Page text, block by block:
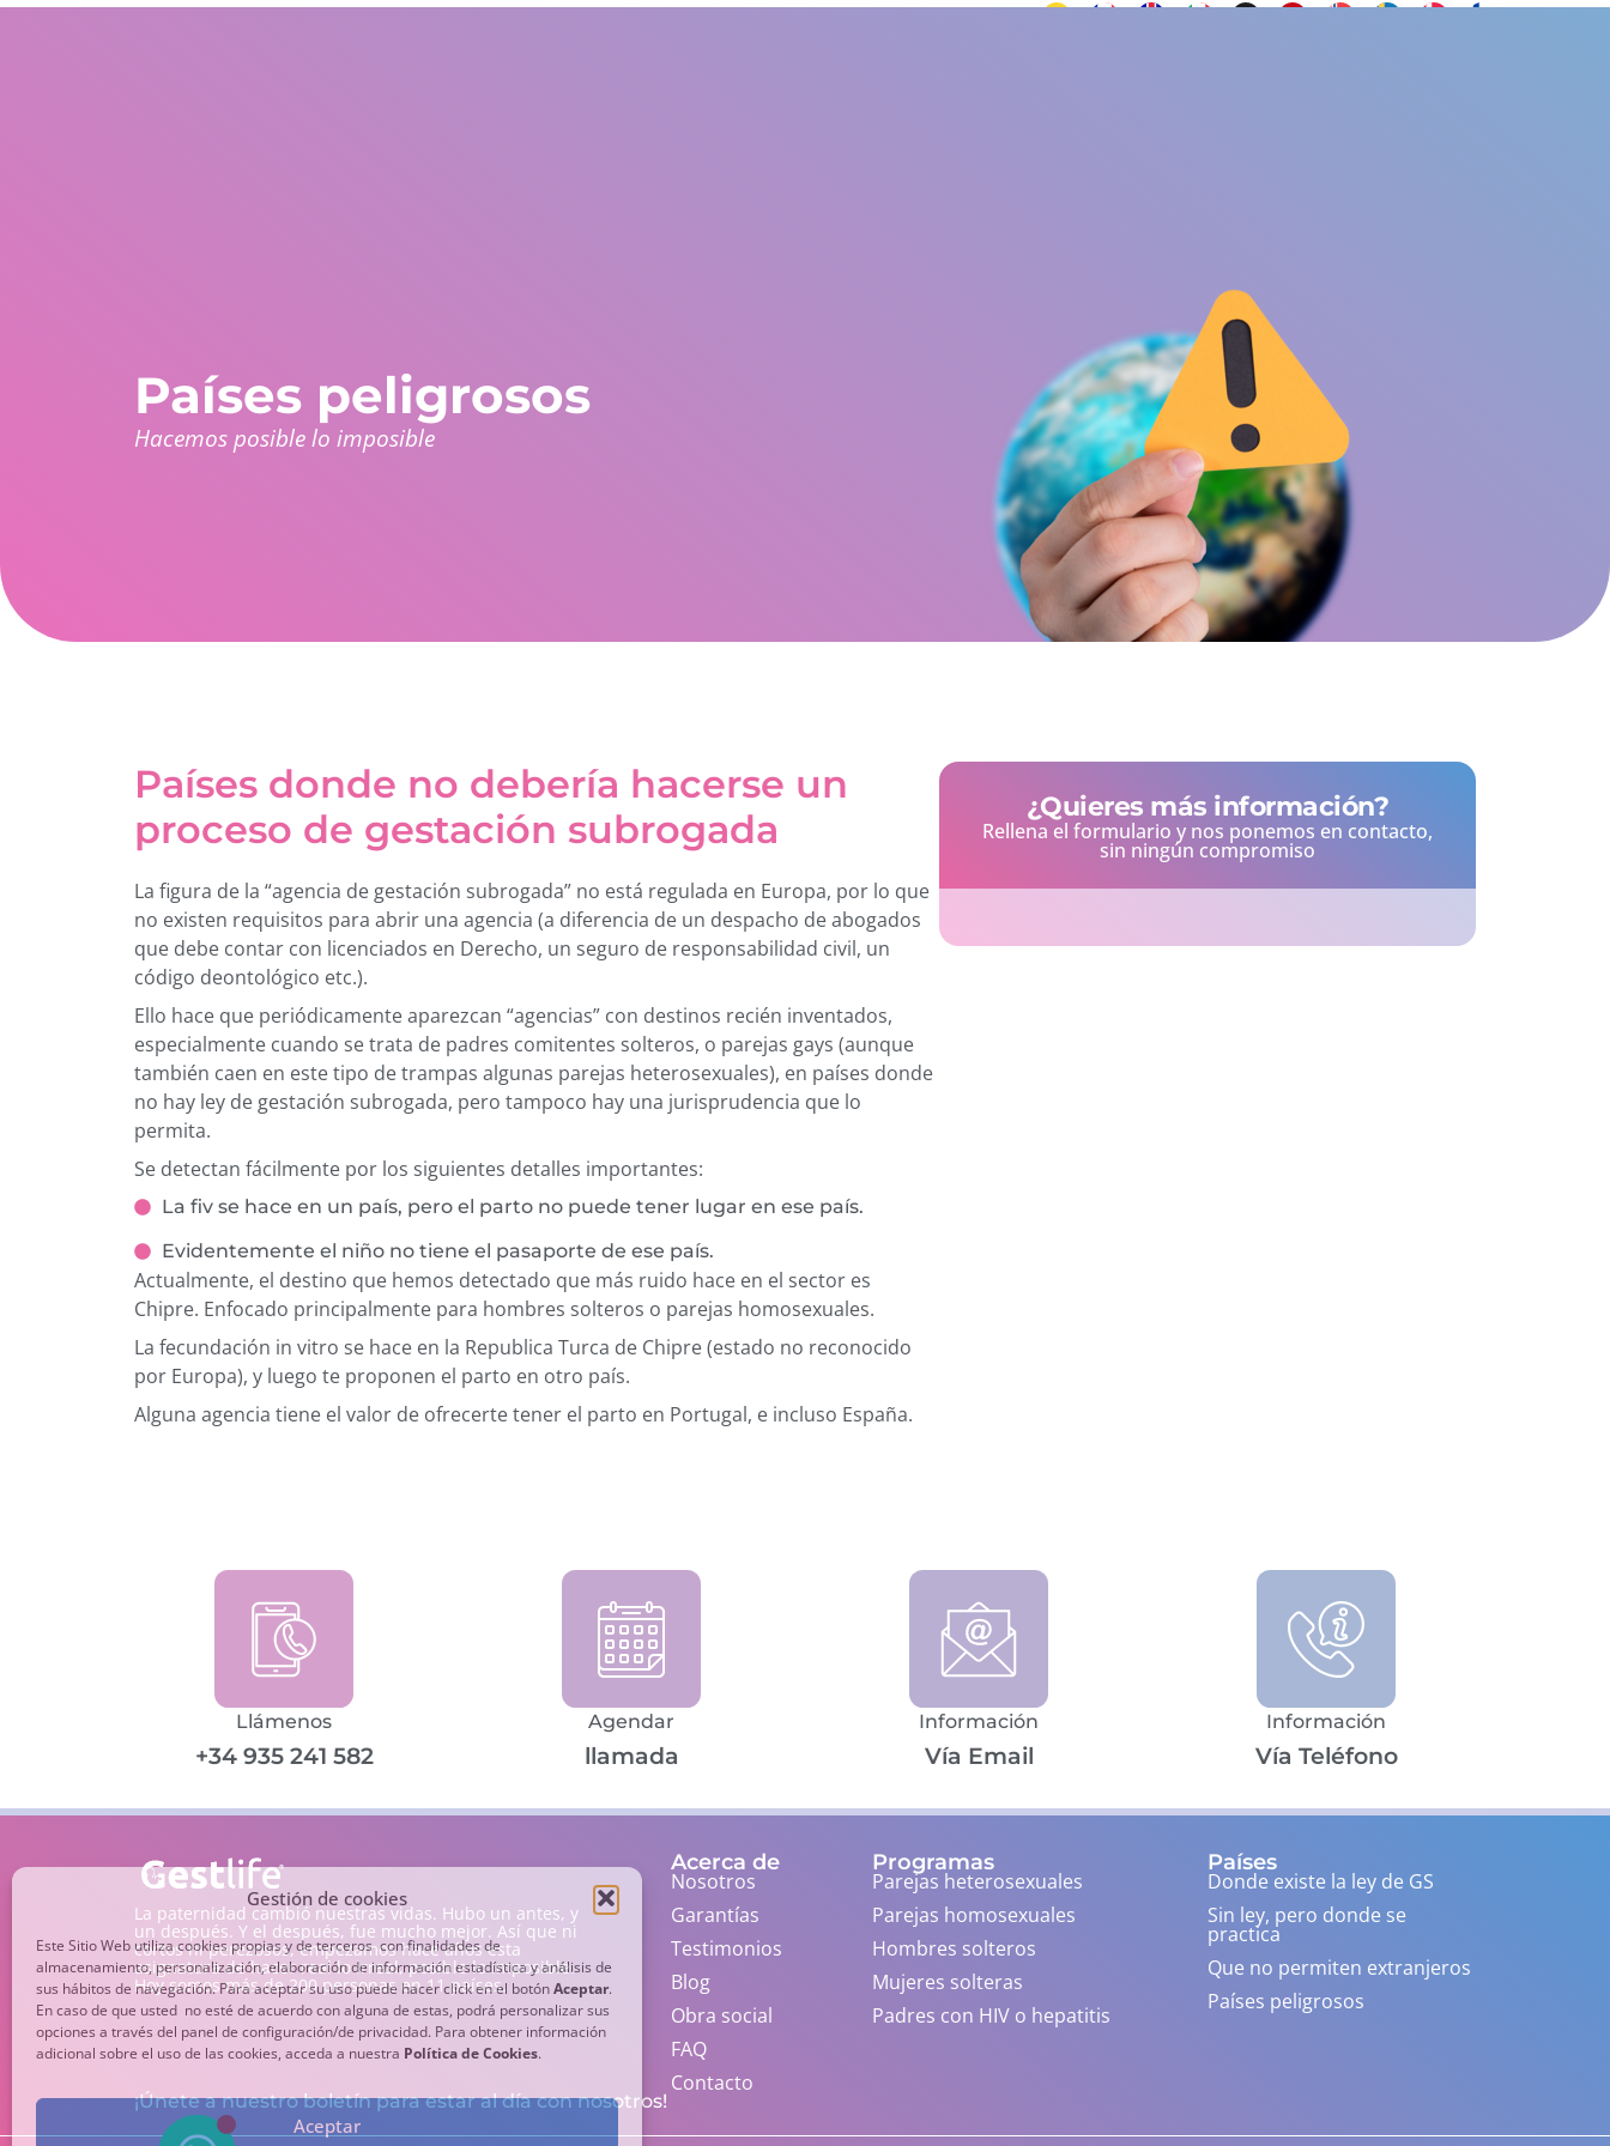
Gestión de cookies
Este Sitio Web utiliza cookies propias y de terceros con finalidades de
almacenamiento, personalización, elaboración de información estadística y análisis de
sus hábitos de navegación. Para aceptar su uso puede hacer click en el botónAceptar.
En caso de que usted no esté de acuerdo con alguna de estas, podrá personalizar sus
opciones a través del panel de configuración/de privacidad. Para obtener información
adicional sobre el uso de las cookies, acceda a nuestra Política de Cookies.
Aceptar
Países peligrosos
Hacemos posible lo imposible
Países donde no debería hacerse un
proceso de gestación subrogada
La figura de la “agencia de gestación subrogada” no está regulada en Europa, por lo que
no existen requisitos para abrir una agencia (a diferencia de un despacho de abogados
que debe contar con licenciados en Derecho, un seguro de responsabilidad civil, un
código deontológico etc.).
Ello hace que periódicamente aparezcan “agencias” con destinos recién inventados,
especialmente cuando se trata de padres comitentes solteros, o parejas gays (aunque
también caen en este tipo de trampas algunas parejas heterosexuales), en países donde
no hay ley de gestación subrogada, pero tampoco hay una jurisprudencia que lo
permita.
Se detectan fácilmente por los siguientes detalles importantes:
La fiv se hace en un país, pero el parto no puede tener lugar en ese país.
Evidentemente el niño no tiene el pasaporte de ese país.
Actualmente, el destino que hemos detectado que más ruido hace en el sector es
Chipre. Enfocado principalmente para hombres solteros o parejas homosexuales.
La fecundación in vitro se hace en la Republica Turca de Chipre (estado no reconocido
por Europa), y luego te proponen el parto en otro país.
Alguna agencia tiene el valor de ofrecerte tener el parto en Portugal, e incluso España.
¿Quieres más información?
Rellena el formulario y nos ponemos en contacto,
sin ningún compromiso
Llámenos
+34 935 241 582
Agendar
llamada
Información
Vía Email
Información
Vía Teléfono
La paternidad cambió nuestras vidas. Hubo un antes, y
un después. Y el después, fue mucho mejor. Así que ni
cortos ni perezosos, empezamos hace años esta
asignatura de hacer real lo irreal, posible lo imposible.
Hoy somos más de 200 personas en 11 países.
Acerca de
Nosotros
Garantías
Testimonios
Blog
Obra social
FAQ
Contacto
Programas
Parejas heterosexuales
Parejas homosexuales
Hombres solteros
Mujeres solteras
Padres con HIV o hepatitis
Países
Donde existe la ley de GS
Sin ley, pero donde se
practica
Que no permiten extranjeros
Países peligrosos
¡Únete a nuestro boletín para estar al día con nosotros!